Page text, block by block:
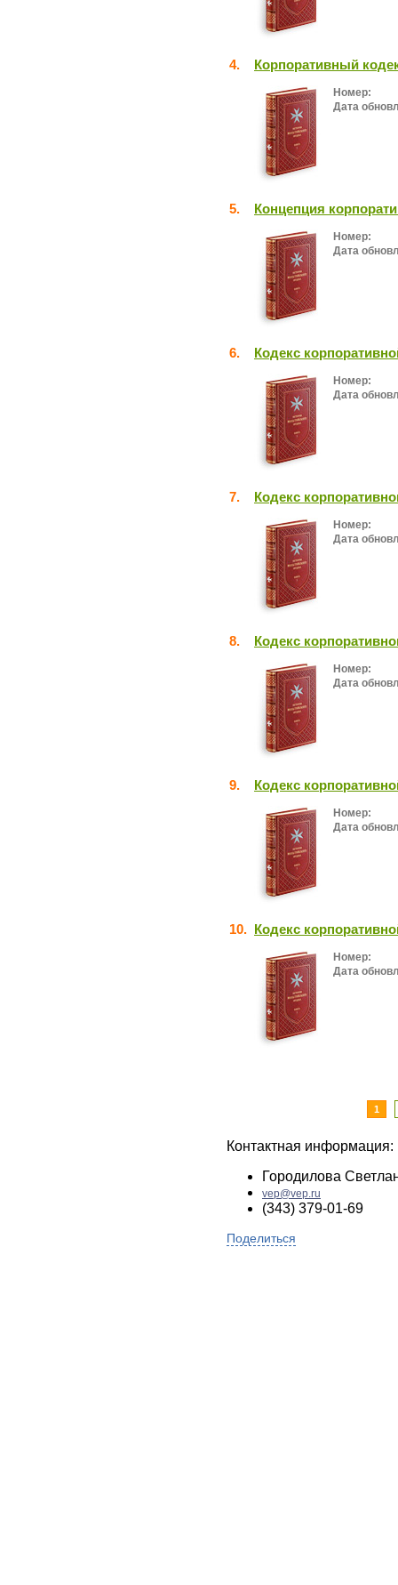
4. Корпоративный
Номер:
Дата
5. Концепция
Номер:
Дата
6. Кодекс
Номер:
Дата
7. Кодекс
Номер:
Дата
8. Кодекс
Номер:
Дата
9. Кодекс
Номер:
Дата
10. Кодекс
Номер:
Дата
1
Контактная информация:
Городилова
vep@vep.ru
(343) 379-01-69
Поделиться